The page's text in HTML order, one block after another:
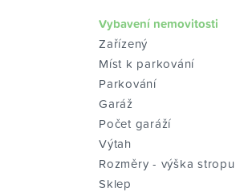
Vybavení nemovitosti
Zařízený
Míst k parkování
Parkování
Garáž
Počet garáží
Výtah
Rozměry - výška stropu
Sklep